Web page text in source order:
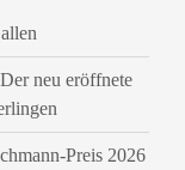
neu eröffnete
Preis 2026